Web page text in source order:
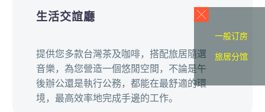
一般订房
旅居分馆
生活交誼廳
提供您多款台灣茶及咖啡，搭配旅居隨選
音樂，為您營造一個悠閒空間，不論是午
後辦公還是執行公務，都能在最舒適的環
境，最高效率地完成手邊的工作。